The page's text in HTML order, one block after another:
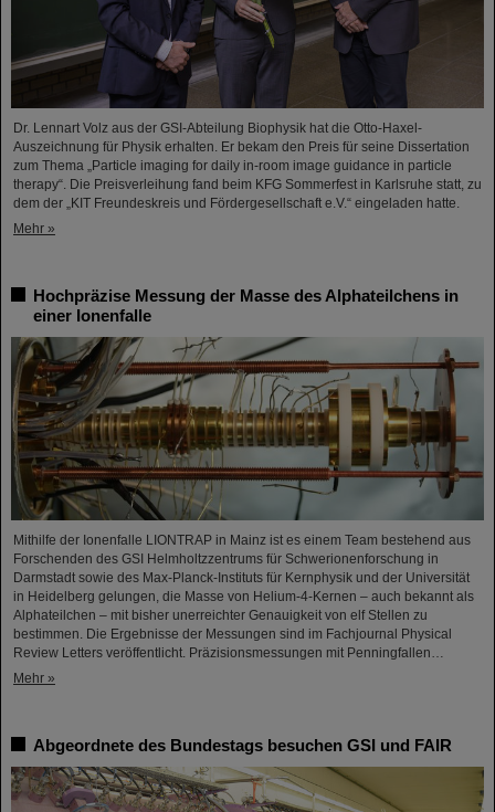
Dr. Lennart Volz aus der GSI-Abteilung Biophysik hat die Otto-Haxel-
Auszeichnung für Physik erhalten. Er bekam den Preis für seine Dissertation
zum Thema „Particle imaging for daily in-room image guidance in particle
therapy“. Die Preisverleihung fand beim KFG Sommerfest in Karlsruhe statt, zu
dem der „KIT Freundeskreis und Fördergesellschaft e.V.“ eingeladen hatte.
Mehr »
Hochpräzise Messung der Masse des Alphateilchens in
einer Ionenfalle
Mithilfe der Ionenfalle LIONTRAP in Mainz ist es einem Team bestehend aus
Forschenden des GSI Helmholtzzentrums für Schwerionenforschung in
Darmstadt sowie des Max-Planck-Instituts für Kernphysik und der Universität
in Heidelberg gelungen, die Masse von Helium-4-Kernen – auch bekannt als
Alphateilchen – mit bisher unerreichter Genauigkeit von elf Stellen zu
bestimmen. Die Ergebnisse der Messungen sind im Fachjournal Physical
Review Letters veröffentlicht. Präzisionsmessungen mit Penningfallen…
Mehr »
Abgeordnete des Bundestags besuchen GSI und FAIR